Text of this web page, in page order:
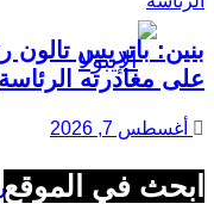
في 7 نقاط.. لماذا خرج تفشي وباء إيبولا عن السيطرة؟
على مغادرته الرئاسة
أغسطس 7, 2026
ابحث في الموقع